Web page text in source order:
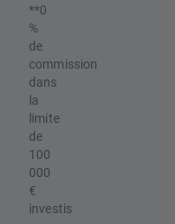
**0
%
de
commission
dans
la
limite
de
100
000
€
investis